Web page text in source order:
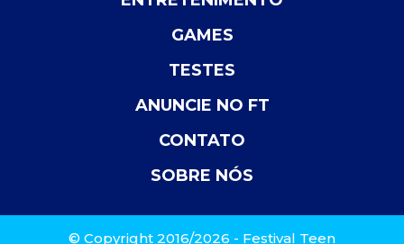
GAMES
TESTES
ANUNCIE NO FT
CONTATO
SOBRE NÓS
© Copyright 2016/2026 - Festival Teen